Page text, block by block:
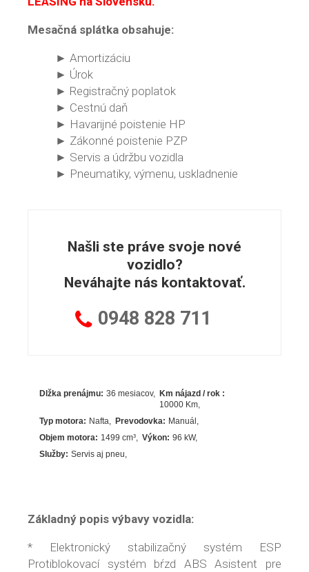
Mesačná splátka obsahuje:
► Amortizáciu
► Úrok
► Registračný poplatok
► Cestnú daň
► Havarijné poistenie HP
► Zákonné poistenie PZP
► Servis a údržbu vozidla
► Pneumatiky, výmenu, uskladnenie
Našli ste práve svoje nové
vozidlo?
Neváhajte nás kontaktovať.
0948 828 711
Dlžka prenájmu: 36 mesiacov
Km nájazd / rok :
10000 Km
Typ motora: Nafta Prevodovka: Manuál
Objem motora: 1499cm³ Výkon: 96 kW
Služby: Servis aj pneu
Základný popis výbavy vozidla:
* Elektronický stabilizačný systém ESP
Protiblokovací systém bŕzd ABS Asistent pre